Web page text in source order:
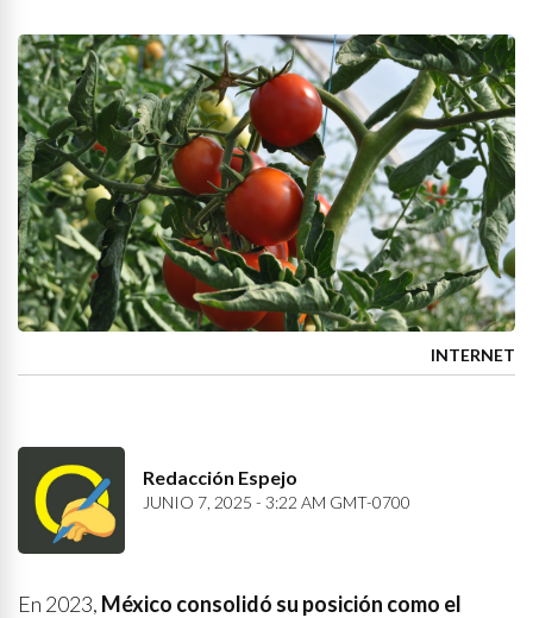
INTERNET
Redacción Espejo
JUNIO 7, 2025 - 3:22 AM GMT-0700
En 2023, México consolidó su posición como el